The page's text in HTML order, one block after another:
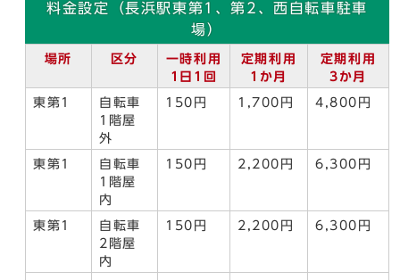
料金設定（長浜駅東第1、第2、西自転車駐車
場）
場所 区分
一時利用
1日1回
定期利用
1か月
定期利用
3か月
東第1
自転車
1階屋
外
150円 1,700円 4,800円
東第1
自転車
1階屋
内
150円 2,200円 6,300円
東第1
自転車
2階屋
内
150円 2,200円 6,300円